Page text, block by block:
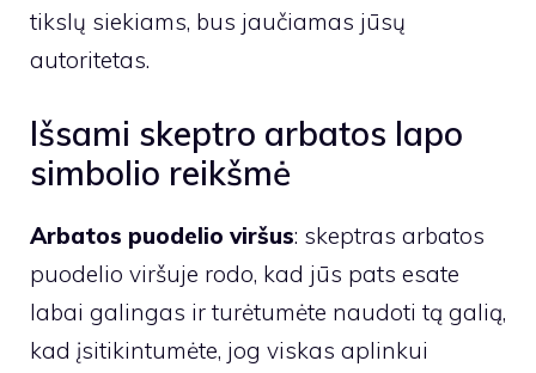
tikslų siekiams, bus jaučiamas jūsų
autoritetas.
Išsami skeptro arbatos lapo
simbolio reikšmė
Arbatos puodelio viršus: skeptras arbatos
puodelio viršuje rodo, kad jūs pats esate
labai galingas ir turėtumėte naudoti tą galią,
kad įsitikintumėte, jog viskas aplinkui